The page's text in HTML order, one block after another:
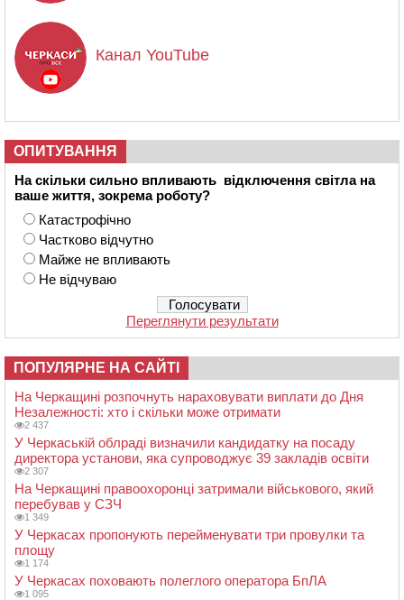
Канал YouTube
ОПИТУВАННЯ
На скільки сильно впливають відключення світла на
ваше життя, зокрема роботу?
Катастрофічно
Частково відчутно
Майже не впливають
Не відчуваю
Переглянути результати
ПОПУЛЯРНЕ НА САЙТІ
На Черкащині розпочнуть нараховувати виплати до Дня
Незалежності: хто і скільки може отримати
2 437
У Черкаській облраді визначили кандидатку на посаду
директора установи, яка супроводжує 39 закладів освіти
2 307
На Черкащині правоохоронці затримали військового, який
перебував у СЗЧ
1 349
У Черкасах пропонують перейменувати три провулки та
площу
1 174
У Черкасах поховають полеглого оператора БпЛА
1 095